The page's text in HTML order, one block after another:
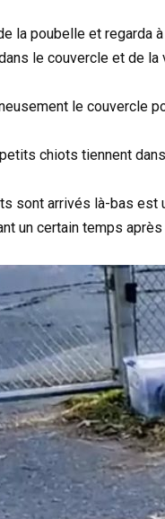
la poubelle et regarda
le couvercle et de la
le couvercle
chiots tiennent
sont arrivés là-bas est
un certain temps après